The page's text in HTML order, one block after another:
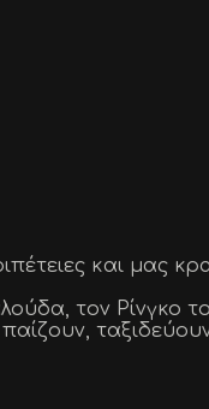
και μας
τον Ρίνγκο